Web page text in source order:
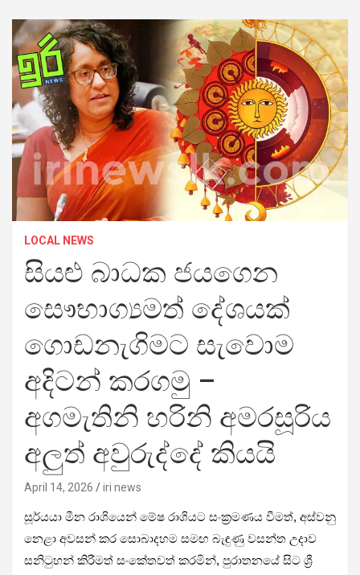
LOCAL NEWS
සියළු බාධක ජයගෙන
සෞභාග්‍යමත් දේශයක්
ගොඩනැගිමට සැවොම
අදිටන් කරගමු –
අගමැතිනි හරිනි අමරසූරිය
අලුත් අවුරුද්දේ කියයි
April 14, 2026 iri news
සූර්යයා මීන රාශියෙන් මේෂ රාශියට සංක්‍රමණය වීමත්, අස්වනු
නෙළා අවසන් කර සොබාදහම සමඟ බැඳුණු වසන්ත උදාව
සනිටුහන් කිරීමත් සංකේතවත් කරමින්, පුරාතනයේ සිට ශ්‍රී